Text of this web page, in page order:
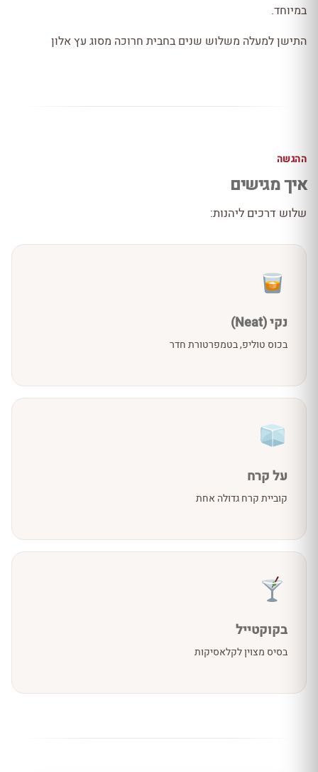
במיוחד.
התישן למעלה משלוש שנים בחבית חרוכה מסוג עץ אלון
ההגשה
איך מגישים
שלוש דרכים ליהנות:
נקי (Neat)
בכוס טוליפ, בטמפרטורת חדר
על קרח
קוביית קרח גדולה אחת
בקוקטייל
בסיס מצוין לקלאסיקות